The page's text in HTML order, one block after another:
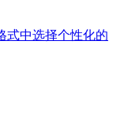
式中选择个性化的